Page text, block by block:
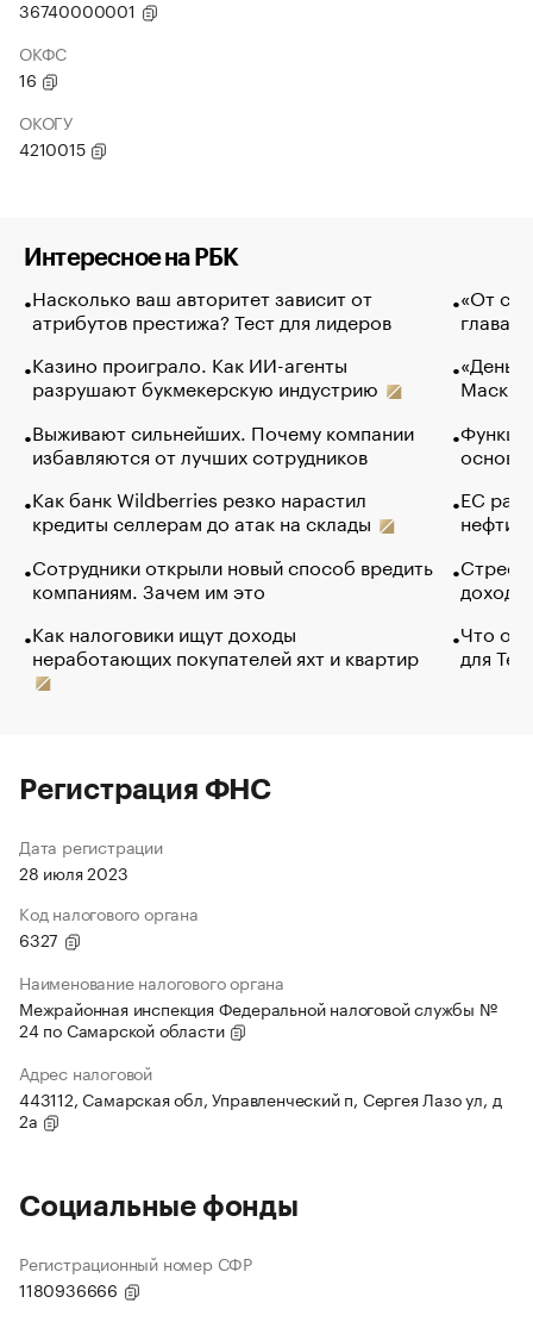
36740000001
ОКФС
16
ОКОГУ
4210015
Интересное на РБК
Насколько ваш авторитет зависит от
атрибутов престижа? Тест для лидеров
Казино проиграло. Как ИИ-агенты
разрушают букмекерскую индустрию
Выживают сильнейших. Почему компании
избавляются от лучших сотрудников
Как банк Wildberries резко нарастил
кредиты селлерам до атак на склады
Сотрудники открыли новый способ вредить
компаниям. Зачем им это
Как налоговики ищут доходы
неработающих покупателей яхт и квартир
«От
глава
Маск в
основ
ЕС
нефти
Что
для
Регистрация ФНС
Дата регистрации
28 июля 2023
Код налогового органа
6327
Наименование налогового органа
Межрайонная инспекция Федеральной налоговой службы №
24 по Самарской области
Адрес налоговой
443112, Самарская обл, Управленческий п, Сергея Лазо ул, д
2а
Социальные фонды
Регистрационный номер СФР
1180936666